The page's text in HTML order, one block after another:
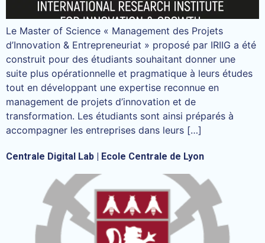
Le Master of Science « Management des Projets
d’Innovation & Entrepreneuriat » proposé par IRIIG a été
construit pour des étudiants souhaitant donner une
suite plus opérationnelle et pragmatique à leurs études
tout en développant une expertise reconnue en
management de projets d’innovation et de
transformation. Les étudiants sont ainsi préparés à
accompagner les entreprises dans leurs […]
Centrale Digital Lab | Ecole Centrale de Lyon